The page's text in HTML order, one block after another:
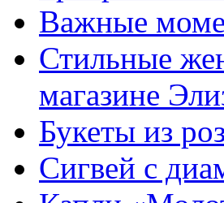
Важные
Стильные
магазине
Букеты из
Сигвей с